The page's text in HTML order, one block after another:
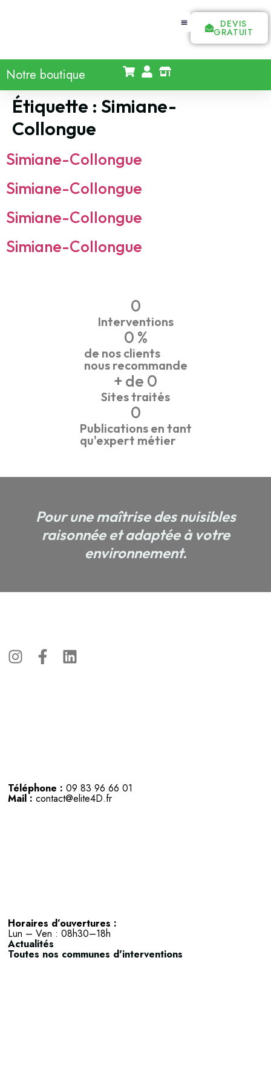
DEVIS
GRATUIT
Notre boutique
Étiquette : Simiane-
Collongue
Simiane-Collongue
Simiane-Collongue
Simiane-Collongue
Simiane-Collongue
Interventions
0
de nos clients
nous recommande
0 %
Sites traités
+ de 0
Publications en tant
qu'expert métier
0
Pour une maîtrise des nuisibles
raisonnée et adaptée à votre
environnement.
Horaires d’ouvertures :
Lun – Ven : 08h30–18h
Actualités
Toutes nos communes d'interventions
Téléphone :09 83 96 66 01
Mail :contact@elite4D.fr